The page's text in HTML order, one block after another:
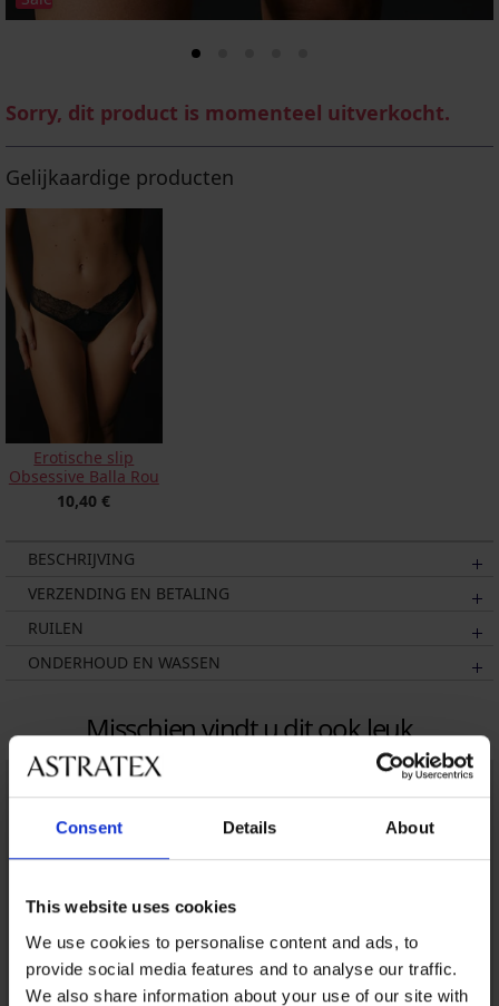
Consent Details About
This website uses cookies
We use cookies to personalise content and ads, to
provide social media features and to analyse our traffic.
We also share information about your use of our site with
Sorry, dit product is momenteel uitverkocht.
Gelijkaardige producten
Erotische slip
Obsessive Balla Rou
10,40 €
BESCHRIJVING
VERZENDING EN BETALING
RUILEN
ONDERHOUD EN WASSEN
Misschien vindt u dit ook leuk